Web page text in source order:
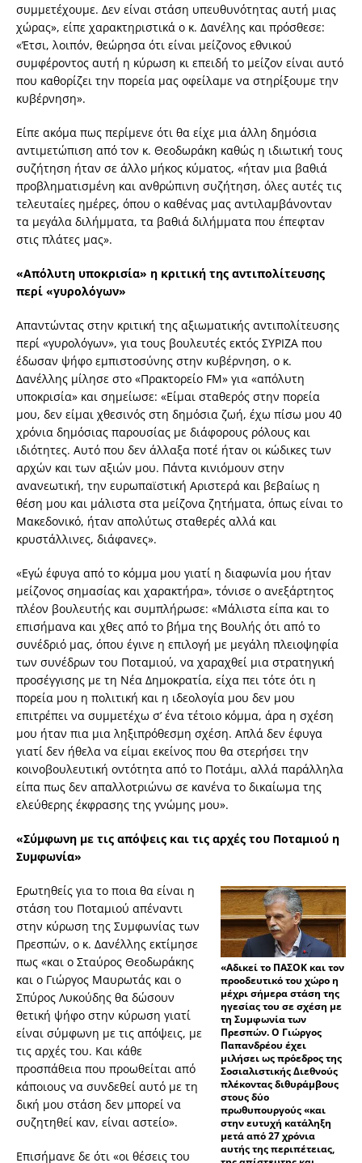
συμμετέχουμε. Δεν είναι στάση υπευθυνότητας αυτή μιας
χώρας», είπε χαρακτηριστικά ο κ. Δανέλης και πρόσθεσε:
«Έτσι, λοιπόν, θεώρησα ότι είναι μείζονος εθνικού
συμφέροντος αυτή η κύρωση κι επειδή το μείζον είναι αυτό
που καθορίζει την πορεία μας οφείλαμε να στηρίξουμε την
κυβέρνηση».
Είπε ακόμα πως περίμενε ότι θα είχε μια άλλη δημόσια
αντιμετώπιση από τον κ. Θεοδωράκη καθώς η ιδιωτική τους
συζήτηση ήταν σε άλλο μήκος κύματος, «ήταν μια βαθιά
προβληματισμένη και ανθρώπινη συζήτηση, όλες αυτές τις
τελευταίες ημέρες, όπου ο καθένας μας αντιλαμβάνονταν
τα μεγάλα διλήμματα, τα βαθιά διλήμματα που έπεφταν
στις πλάτες μας».
«Απόλυτη υποκρισία» η κριτική της αντιπολίτευσης
περί «γυρολόγων»
Απαντώντας στην κριτική της αξιωματικής αντιπολίτευσης
περί «γυρολόγων», για τους βουλευτές εκτός ΣΥΡΙΖΑ που
έδωσαν ψήφο εμπιστοσύνης στην κυβέρνηση, ο κ.
Δανέλλης μίλησε στο «Πρακτορείο FM» για «απόλυτη
υποκρισία» και σημείωσε: «Είμαι σταθερός στην πορεία
μου, δεν είμαι χθεσινός στη δημόσια ζωή, έχω πίσω μου 40
χρόνια δημόσιας παρουσίας με διάφορους ρόλους και
ιδιότητες. Αυτό που δεν άλλαξα ποτέ ήταν οι κώδικες των
αρχών και των αξιών μου. Πάντα κινιόμουν στην
ανανεωτική, την ευρωπαϊστική Αριστερά και βεβαίως η
θέση μου και μάλιστα στα μείζονα ζητήματα, όπως είναι το
Μακεδονικό, ήταν απολύτως σταθερές αλλά και
κρυστάλλινες, διάφανες».
«Εγώ έφυγα από το κόμμα μου γιατί η διαφωνία μου ήταν
μείζονος σημασίας και χαρακτήρα», τόνισε ο ανεξάρτητος
πλέον βουλευτής και συμπλήρωσε: «Μάλιστα είπα και το
επισήμανα και χθες από το βήμα της Βουλής ότι από το
συνέδριό μας, όπου έγινε η επιλογή με μεγάλη πλειοψηφία
των συνέδρων του Ποταμιού, να χαραχθεί μια στρατηγική
προσέγγισης με τη Νέα Δημοκρατία, είχα πει τότε ότι η
πορεία μου η πολιτική και η ιδεολογία μου δεν μου
επιτρέπει να συμμετέχω σ’ ένα τέτοιο κόμμα, άρα η σχέση
μου ήταν πια μια ληξιπρόθεσμη σχέση. Απλά δεν έφυγα
γιατί δεν ήθελα να είμαι εκείνος που θα στερήσει την
κοινοβουλευτική οντότητα από το Ποτάμι, αλλά παράλληλα
είπα πως δεν απαλλοτριώνω σε κανένα το δικαίωμα της
ελεύθερης έκφρασης της γνώμης μου».
«Σύμφωνη με τις απόψεις και τις αρχές του Ποταμιού η
Συμφωνία»
«Αδικεί το ΠΑΣΟΚ και τον
προοδευτικό του χώρο η
μέχρι σήμερα στάση της
ηγεσίας του σε σχέση με
τη Συμφωνία των
Πρεσπών. Ο Γιώργος
Παπανδρέου έχει
μιλήσει ως πρόεδρος της
Σοσιαλιστικής Διεθνούς
πλέκοντας διθυράμβους
στους δύο
πρωθυπουργούς «και
στην ευτυχή κατάληξη
μετά από 27 χρόνια
αυτής της περιπέτειας,
Ερωτηθείς για το ποια θα είναι η
στάση του Ποταμιού απέναντι
στην κύρωση της Συμφωνίας των
Πρεσπών, ο κ. Δανέλλης εκτίμησε
πως «και ο Σταύρος Θεοδωράκης
και ο Γιώργος Μαυρωτάς και ο
Σπύρος Λυκούδης θα δώσουν
θετική ψήφο στην κύρωση γιατί
είναι σύμφωνη με τις απόψεις, με
τις αρχές του. Και κάθε
προσπάθεια που προωθείται από
κάποιους να συνδεθεί αυτό με τη
δική μου στάση δεν μπορεί να
συζητηθεί καν, είναι αστείο».
Επισήμανε δε ότι «οι θέσεις του